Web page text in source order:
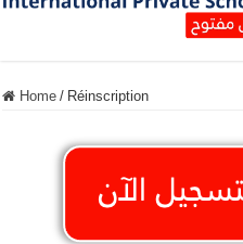
Home / Réinscription